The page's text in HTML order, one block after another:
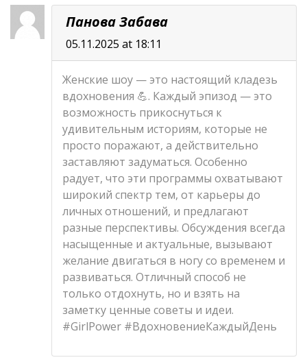
Панова Забава
05.11.2025 at 18:11
Женские шоу — это настоящий кладезь
вдохновения 💪. Каждый эпизод — это
возможность прикоснуться к
удивительным историям, которые не
просто поражают, а действительно
заставляют задуматься. Особенно
радует, что эти программы охватывают
широкий спектр тем, от карьеры до
личных отношений, и предлагают
разные перспективы. Обсуждения всегда
насыщенные и актуальные, вызывают
желание двигаться в ногу со временем и
развиваться. Отличный способ не
только отдохнуть, но и взять на
заметку ценные советы и идеи.
#GirlPower #ВдохновениеКаждыйДень